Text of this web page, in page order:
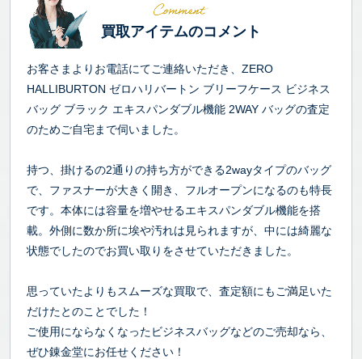
買取アイテムのコメント
お客さまよりお電話にてご連絡いただき、ZERO
HALLIBURTON ゼロハリバートン ブリーフケース ビジネス
バッグ ブラック エキスパンダブル機能 2WAY バッグの査定
のためご自宅まで伺いました。
持つ、掛けるの2通りの持ち方ができる2wayタイプのバッグ
で、ファスナーが大きく開き、フルオープンになるのも特長
です。本体には容量を増やせるエキスパンダブル機能を搭
載。外側に数か所に埃や汚れは見られますが、中には綺麗な
状態でしたのでお買い取りをさせていただきました。
思っていたよりもスムーズな買取で、査定額にもご満足いた
だけたとのことでした！
ご使用にならなくなったビジネスバッグなどのご売却なら、
ぜひ錬金堂にお任せください！